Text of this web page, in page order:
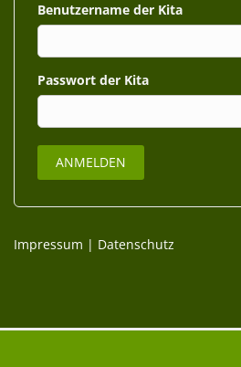
Benutzername
Passwort
Impressum | Datenschutz